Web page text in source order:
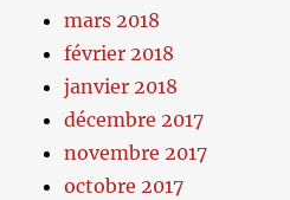
mars 2018
février 2018
janvier 2018
décembre 2017
novembre 2017
octobre 2017